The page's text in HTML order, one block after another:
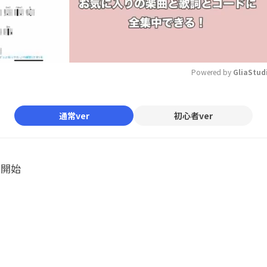
Powered by
通常ver 初心者ver
始